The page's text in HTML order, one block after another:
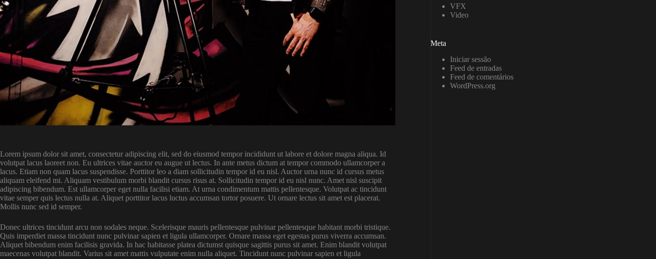
Lorem ipsum dolor sit amet, consectetur adipiscing elit, sed do eiusmod tempor incididunt ut labore et dolore magna aliqua. Id
volutpat lacus laoreet non. Eu ultrices vitae auctor eu augue ut lectus. In ante metus dictum at tempor commodo ullamcorper a
lacus. Etiam non quam lacus suspendisse. Porttitor leo a diam sollicitudin tempor id eu nisl. Auctor urna nunc id cursus metus
aliquam eleifend mi. Aliquam vestibulum morbi blandit cursus risus at. Sollicitudin tempor id eu nisl nunc. Amet nisl suscipit
adipiscing bibendum. Est ullamcorper eget nulla facilisi etiam. At urna condimentum mattis pellentesque. Volutpat ac tincidunt
vitae semper quis lectus nulla at. Aliquet porttitor lacus luctus accumsan tortor posuere. Ut ornare lectus sit amet est placerat.
Mollis nunc sed id semper.
Donec ultrices tincidunt arcu non sodales neque. Scelerisque mauris pellentesque pulvinar pellentesque habitant morbi tristique.
Quis imperdiet massa tincidunt nunc pulvinar sapien et ligula ullamcorper. Ornare massa eget egestas purus viverra accumsan.
Aliquet bibendum enim facilisis gravida. In hac habitasse platea dictumst quisque sagittis purus sit amet. Enim blandit volutpat
maecenas volutpat blandit. Varius sit amet mattis vulputate enim nulla aliquet. Tincidunt nunc pulvinar sapien et ligula
VFX
Video
Meta
Iniciar sessão
Feed de entradas
Feed de comentários
WordPress.org